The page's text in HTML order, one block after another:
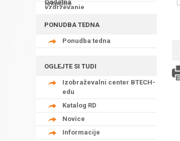
PONUDBA TEDNA
Ponudba tedna
OGLEJTE SI TUDI
Izobraževalni center BTECH-
edu
Katalog RD
Novice
Informacije